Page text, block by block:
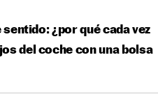
¿por qué cada vez
del coche con una bolsa